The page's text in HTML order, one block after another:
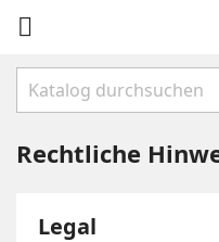

Rechtliche
Legal